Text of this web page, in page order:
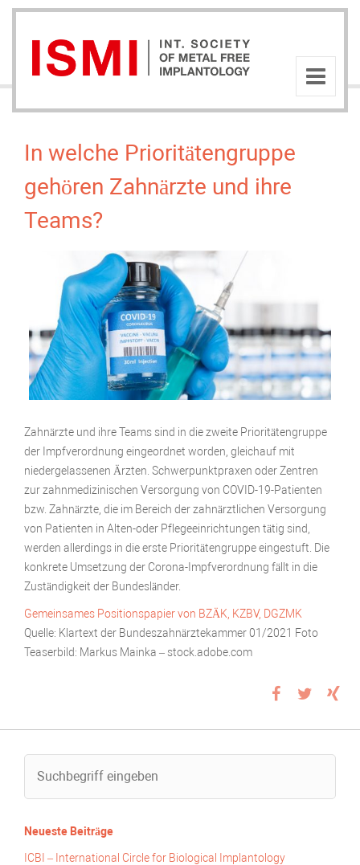
In welche Prioritätengruppe
gehören Zahnärzte und ihre
Teams?
Zahnärzte und ihre Teams sind in die zweite Prioritätengruppe
der Impfverordnung eingeordnet worden, gleichauf mit
niedergelassenen Ärzten. Schwerpunktpraxen oder Zentren
zur zahnmedizinischen Versorgung von COVID-19-Patienten
bzw. Zahnärzte, die im Bereich der zahnärztlichen Versorgung
von Patienten in Alten-oder Pflegeeinrichtungen tätig sind,
werden allerdings in die erste Prioritätengruppe eingestuft. Die
konkrete Umsetzung der Corona-Impfverordnung fällt in die
Zuständigkeit der Bundesländer.
Gemeinsames Positionspapier von BZÄK, KZBV, DGZMK
Quelle: Klartext der Bundeszahnärztekammer 01/2021 Foto
Teaserbild: Markus Mainka – stock.adobe.com
Neueste Beiträge
ICBI – International Circle for Biological Implantology